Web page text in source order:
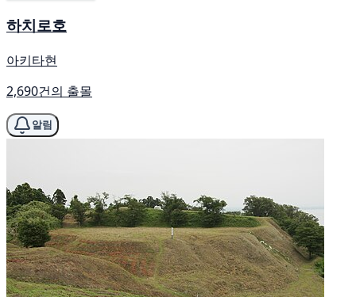
하치로호
아키타현
2,690건의 출몰
알림